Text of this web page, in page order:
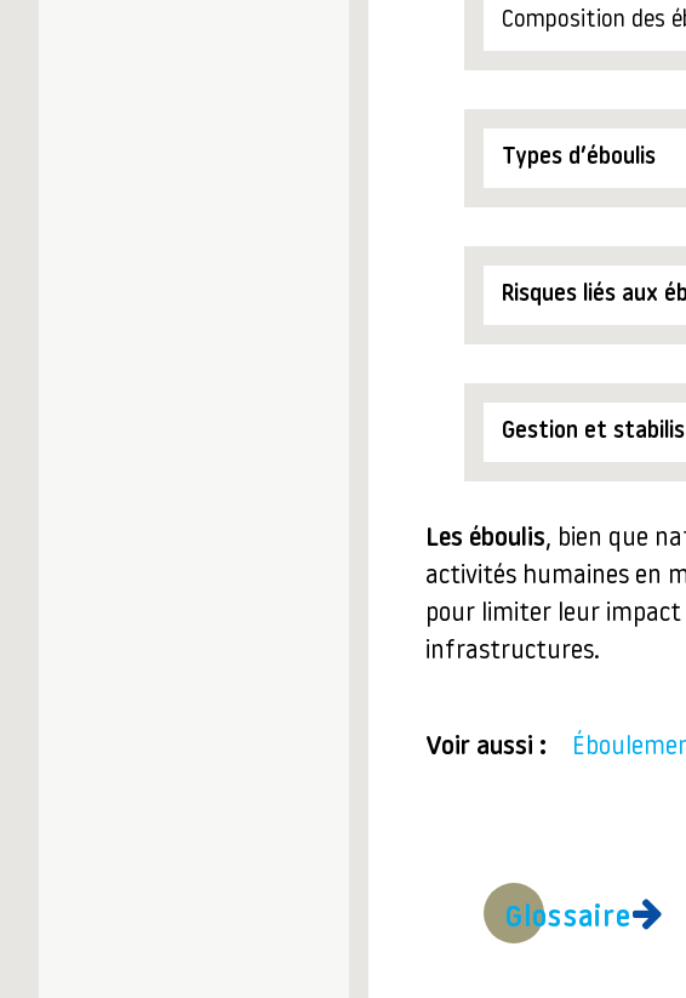
Composition des
Types d’éboulis
Risques liés aux
Gestion et
Les éboulis, bien que
activités humaines en
pour limiter leur impact
infrastructures.
Voir aussi :
Glossaire